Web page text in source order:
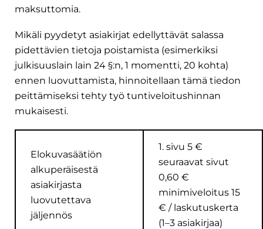
maksuttomia.
Mikäli pyydetyt asiakirjat edellyttävät salassa
pidettävien tietoja poistamista (esimerkiksi
julkisuuslain lain 24 §:n, 1 momentti, 20 kohta)
ennen luovuttamista, hinnoitellaan tämä tiedon
peittämiseksi tehty työ tuntiveloitushinnan
mukaisesti.
Elokuvasäätiön
alkuperäisestä
asiakirjasta
luovutettava
jäljennös
1. sivu 5 €
seuraavat sivut
0,60 €
minimiveloitus 15
€ / laskutuskerta
(1–3 asiakirjaa)